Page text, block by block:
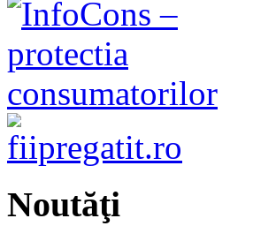
Noutăţi